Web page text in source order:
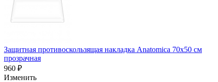
Защитная противоскользящая накладка Anatomica 70х50 см
прозрачная
960 ₽
Изменить